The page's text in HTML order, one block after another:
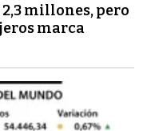
millones, pero
marca